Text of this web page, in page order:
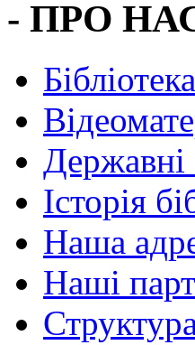
- ПРО
Державні
Історія
Наша
Наші